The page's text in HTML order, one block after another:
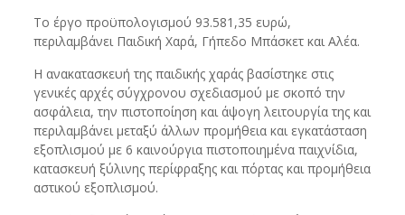
Το έργο προϋπολογισμού 93.581,35 ευρώ,
περιλαμβάνει Παιδική Χαρά, Γήπεδο Μπάσκετ και Αλέα.
Η ανακατασκευή της παιδικής χαράς βασίστηκε στις
γενικές αρχές σύγχρονου σχεδιασμού με σκοπό την
ασφάλεια, την πιστοποίηση και άψογη λειτουργία της και
περιλαμβάνει μεταξύ άλλων προμήθεια και εγκατάσταση
εξοπλισμού με 6 καινούργια πιστοποιημένα παιχνίδια,
κατασκευή ξύλινης περίφραξης και πόρτας και προμήθεια
αστικού εξοπλισμού.